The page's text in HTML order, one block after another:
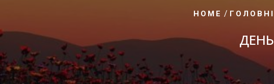
HOME /